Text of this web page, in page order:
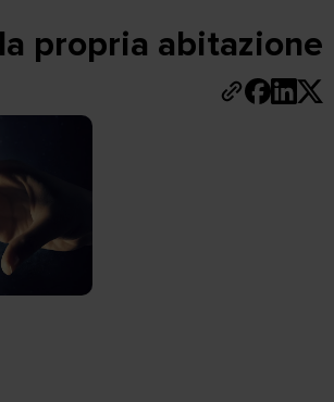
propria abitazione